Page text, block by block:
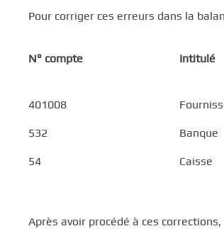
Pour corriger ces erreurs dans la
N° compte Intitulé
401008
532
54
Banque
Caisse
Après avoir procédé à ces